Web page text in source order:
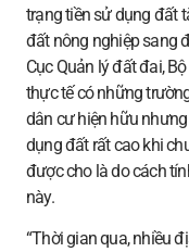
trạng tiền sử dụng đất
đất nông nghiệp sang
Cục Quản lý đất đai,
thực tế có những
dân cư hiện hữu
dụng đất rất cao khi
được cho là do cách
này.
“Thời gian qua, nhiều